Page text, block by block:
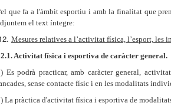
que fa a l'àmbit esportiu i amb la finalitat que
el text íntegre:
Mesures relatives a l’activitat física, l’esport, les
Activitat física i esportiva de caràcter general.
) Es podrà practicar, amb caràcter general,
sense contacte físic i en les modalitats
La pràctica d'activitat física i esportiva de